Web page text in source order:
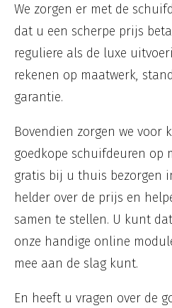
We zorgen er met de
dat u een scherpe prijs
reguliere als de luxe
rekenen op maatwerk,
garantie.
Bovendien zorgen we voor
goedkope schuifdeuren op
gratis bij u thuis bezorgen
helder over de prijs en
samen te stellen. U kunt
onze handige online
mee aan de slag kunt.
En heeft u vragen over de